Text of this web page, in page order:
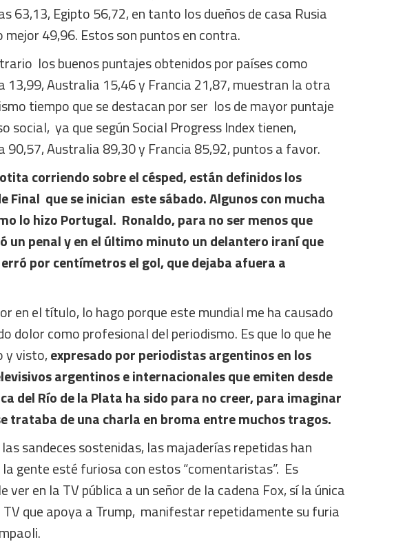
63,13, Egipto 56,72, en tanto los dueños de casa Rusia
mejor 49,96. Estos son puntos en contra.
los buenos puntajes obtenidos por países como
13,99, Australia 15,46 y Francia 21,87, muestran la otra
tiempo que se destacan por ser los de mayor puntaje
social, ya que según Social Progress Index tienen,
90,57, Australia 89,30 y Francia 85,92, puntos a favor.
corriendo sobre el césped, están definidos los
Final que se inician este sábado. Algunos con mucha
lo hizo Portugal. Ronaldo, para no ser menos que
un penal y en el último minuto un delantero iraní que
por centímetros el gol, que dejaba afuera a
en el título, lo hago porque este mundial me ha causado
dolor como profesional del periodismo. Es que lo que he
y visto,expresado por periodistas argentinos en los
argentinos e internacionales que emiten desde
del Río de la Plata ha sido para no creer,para imaginar
trataba de una charla en broma entre muchos tragos.
sandeces sostenidas, las majaderías repetidas han
la gente esté furiosa con estos “comentaristas”. Es
ver en la TV pública a un señor de la cadena Fox, sí la única
TV que apoya a Trump, manifestar repetidamente su furia